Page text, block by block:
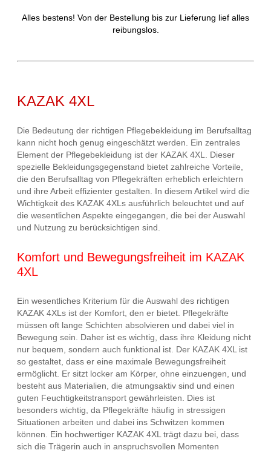
Alles bestens! Von der Bestellung bis zur Lieferung lief alles
reibungslos.
KAZAK 4XL
Die Bedeutung der richtigen Pflegebekleidung im Berufsalltag
kann nicht hoch genug eingeschätzt werden. Ein zentrales
Element der Pflegebekleidung ist der KAZAK 4XL. Dieser
spezielle Bekleidungsgegenstand bietet zahlreiche Vorteile,
die den Berufsalltag von Pflegekräften erheblich erleichtern
und ihre Arbeit effizienter gestalten. In diesem Artikel wird die
Wichtigkeit des KAZAK 4XLs ausführlich beleuchtet und auf
die wesentlichen Aspekte eingegangen, die bei der Auswahl
und Nutzung zu berücksichtigen sind.
Komfort und Bewegungsfreiheit im KAZAK
4XL
Ein wesentliches Kriterium für die Auswahl des richtigen
KAZAK 4XLs ist der Komfort, den er bietet. Pflegekräfte
müssen oft lange Schichten absolvieren und dabei viel in
Bewegung sein. Daher ist es wichtig, dass ihre Kleidung nicht
nur bequem, sondern auch funktional ist. Der KAZAK 4XL ist
so gestaltet, dass er eine maximale Bewegungsfreiheit
ermöglicht. Er sitzt locker am Körper, ohne einzuengen, und
besteht aus Materialien, die atmungsaktiv sind und einen
guten Feuchtigkeitstransport gewährleisten. Dies ist
besonders wichtig, da Pflegekräfte häufig in stressigen
Situationen arbeiten und dabei ins Schwitzen kommen
können. Ein hochwertiger KAZAK 4XL trägt dazu bei, dass
sich die Trägerin auch in anspruchsvollen Momenten